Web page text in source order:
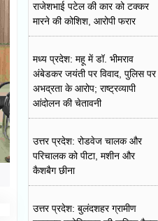
राजेशभाई पटेल की कार को टक्कर
मारने की कोशिश, आरोपी फरार
मध्य प्रदेश: महू में डॉ. भीमराव
अंबेडकर जयंती पर विवाद, पुलिस पर
अभद्रता के आरोप; राष्ट्रव्यापी
आंदोलन की चेतावनी
उत्तर प्रदेश: रोडवेज चालक और
परिचालक को पीटा, मशीन और
कैशबैग छीना
उत्तर प्रदेश: बुलंदशहर ग्रामीण